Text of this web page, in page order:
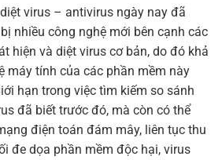
virus – antivirus ngày nay đã
nhiều công nghệ mới bên cạnh các
hiện và diệt virus cơ bản, do đó khả
máy tính của các phần mềm này
hạn trong việc tìm kiếm so sánh
đã biết trước đó, mà còn có thể
điện toán đám mây, liên tục thu
đe dọa phần mềm độc hại, virus